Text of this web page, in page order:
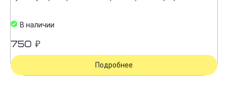
В наличии
750 ₽
Подробнее